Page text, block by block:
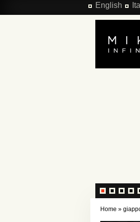
Salta al contenuto principaleEnglish
Home »